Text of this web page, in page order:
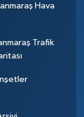
Hava
Trafik